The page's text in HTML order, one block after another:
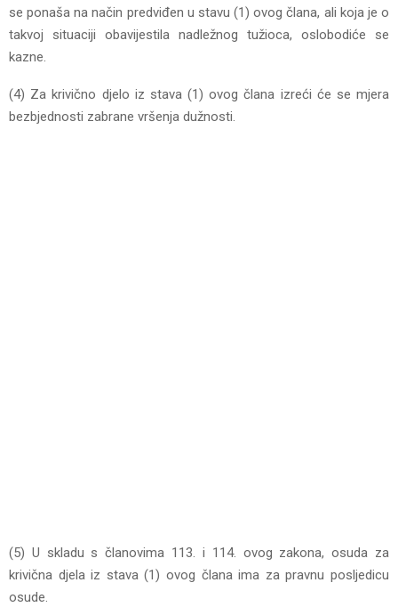
se ponaša na način predviđen u stavu (1) ovog člana, ali koja je o
takvoj situaciji obavijestila nadležnog tužioca, oslobodiće se
kazne.
(4) Za krivično djelo iz stava (1) ovog člana izreći će se mjera
bezbjednosti zabrane vršenja dužnosti.
(5) U skladu s članovima 113. i 114. ovog zakona, osuda za
krivična djela iz stava (1) ovog člana ima za pravnu posljedicu
osude.